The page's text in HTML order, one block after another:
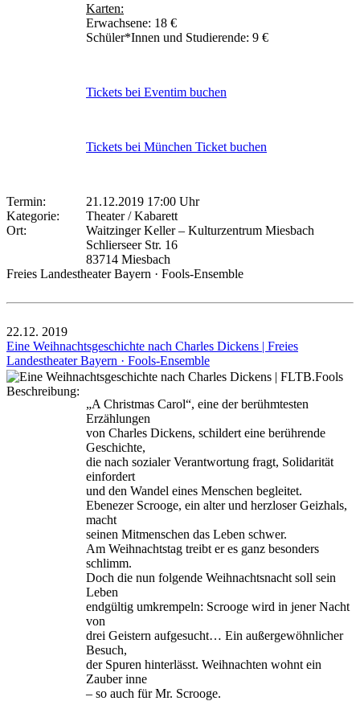
Karten:
Erwachsene: 18 €
Schüler*Innen und Studierende: 9 €
Tickets bei Eventim buchen
Tickets bei München Ticket buchen
Termin:
21.12.2019 17:00 Uhr
Kategorie:
Theater / Kabarett
Ort:
Waitzinger Keller – Kulturzentrum Miesbach
Schlierseer Str. 16
83714 Miesbach
Freies Landestheater Bayern · Fools-Ensemble
22.12. 2019
Eine Weihnachtsgeschichte nach Charles Dickens | Freies
Landestheater Bayern · Fools-Ensemble
Beschreibung:
„A Christmas Carol“, eine der berühmtesten
Erzählungen
von Charles Dickens, schildert eine berührende
Geschichte,
die nach sozialer Verantwortung fragt, Solidarität
einfordert
und den Wandel eines Menschen begleitet.
Ebenezer Scrooge, ein alter und herzloser Geizhals,
macht
seinen Mitmenschen das Leben schwer.
Am Weihnachtstag treibt er es ganz besonders
schlimm.
Doch die nun folgende Weihnachtsnacht soll sein
Leben
endgültig umkrempeln: Scrooge wird in jener Nacht
von
drei Geistern aufgesucht… Ein außergewöhnlicher
Besuch,
der Spuren hinterlässt. Weihnachten wohnt ein
Zauber inne
– so auch für Mr. Scrooge.